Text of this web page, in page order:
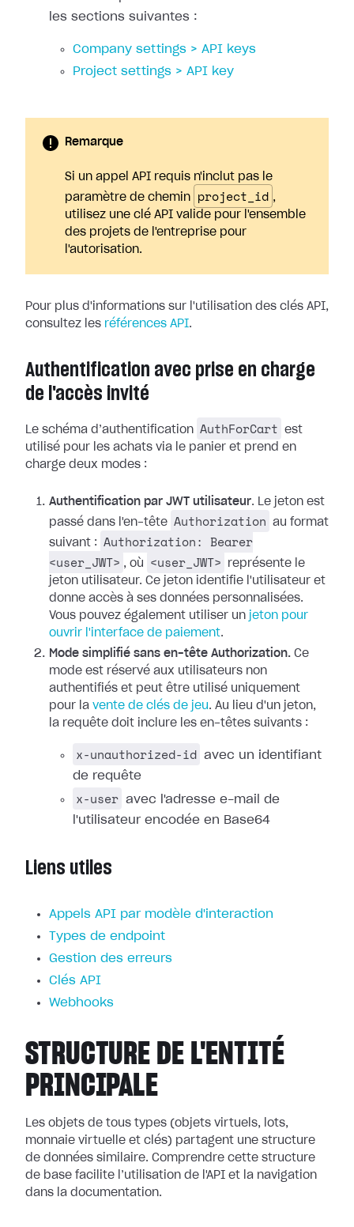
les sections suivantes :
Company settings > API keys
Project settings > API key
Remarque
Si un appel API requis n'inclut pas le
paramètre de chemin
project_id ,
utilisez une clé API valide pour l'ensemble
des projets de l'entreprise pour
l'autorisation.
Pour plus d'informations sur l'utilisation des clés API,
consultez les références API.
Authentification avec prise en charge
de l'accès invité
Le schéma d’authentification AuthForCart
est
utilisé pour les achats via le panier et prend en
charge deux modes :
Authentification par JWT utilisateur. Le jeton est
passé dans l'en-tête Authorization
au format
suivant :
Authorization: Bearer
<user_JWT> , où <user_JWT>
représente le
jeton utilisateur. Ce jeton identifie l'utilisateur et
donne accès à ses données personnalisées.
Vous pouvez également utiliser un jeton pour
ouvrir l'interface de paiement.
Mode simplifié sans en-tête Authorization. Ce
mode est réservé aux utilisateurs non
authentifiés et peut être utilisé uniquement
pour la vente de clés de jeu . Au lieu d'un jeton,
la requête doit inclure les en-têtes suivants :
x-unauthorized-id avec un identifiant
de requête
x-user avec l'adresse e-mail de
l'utilisateur encodée en Base64
Liens utiles
Appels API par modèle d'interaction
Types de endpoint
Gestion des erreurs
Clés API
Webhooks
STRUCTURE DE L'ENTITÉ
PRINCIPALE
Les objets de tous types (objets virtuels, lots,
monnaie virtuelle et clés) partagent une structure
de données similaire. Comprendre cette structure
de base facilite l’utilisation de l'API et la navigation
dans la documentation.